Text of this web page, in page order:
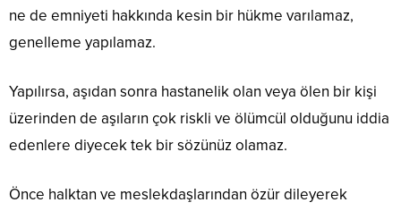
ne de emniyeti hakkında kesin bir hükme varılamaz,
genelleme yapılamaz.
Yapılırsa, aşıdan sonra hastanelik olan veya ölen bir kişi
üzerinden de aşıların çok riskli ve ölümcül olduğunu iddia
edenlere diyecek tek bir sözünüz olamaz.
Önce halktan ve meslekdaşlarından özür dileyerek